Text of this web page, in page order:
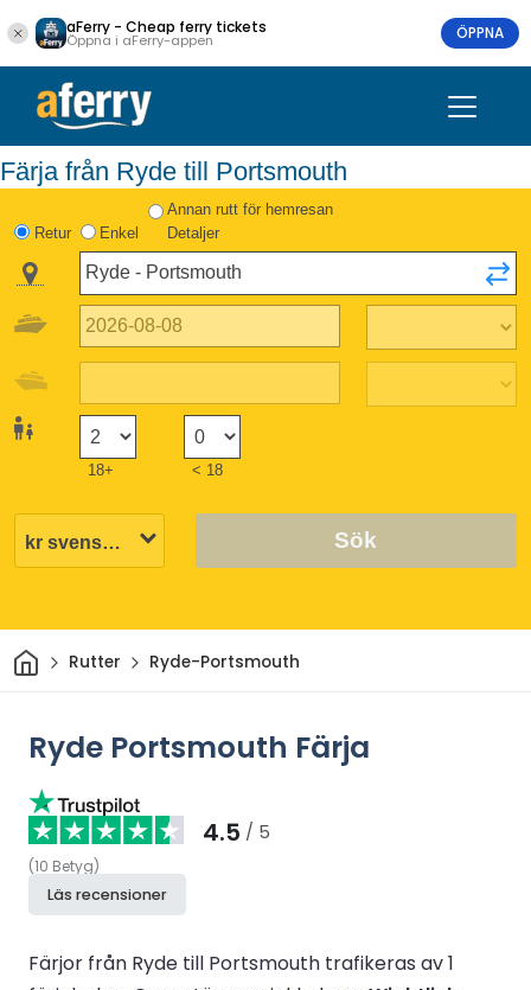
aFerry - Cheap ferry tickets
Öppna i aFerry-appen ÖPPNA
Färja från Ryde till Portsmouth
Retur Enkel
Annan rutt för hemresan
Detaljer
18+ < 18
Sök
HemRutter Ryde-Portsmouth
Ryde Portsmouth Färja
4.5 / 5
(10 Betyg)
Läs recensioner
Färjor från Ryde till Portsmouth trafikeras av 1